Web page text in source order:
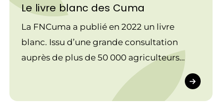
Le livre blanc des Cuma
La FNCuma a publié en 2022 un livre
blanc. Issu d’une grande consultation
auprès de plus de 50 000 agriculteurs
réalisée avec Make.org, et ayant recueilli
12 000 retours, ce libre blanc formule 15
propositions qui sont le fil rouge des